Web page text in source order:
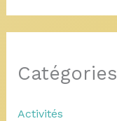
Catégories
Activités